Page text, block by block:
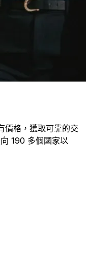
價格，獲取可靠的交
190 多個國家以